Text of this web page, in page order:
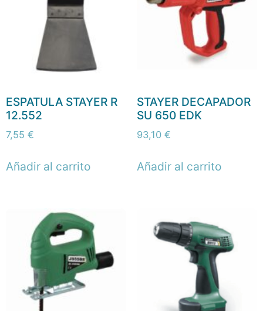
ESPATULA STAYER R
12.552
7,55 €
Añadir al carrito
STAYER DECAPADOR
SU 650 EDK
93,10 €
Añadir al carrito